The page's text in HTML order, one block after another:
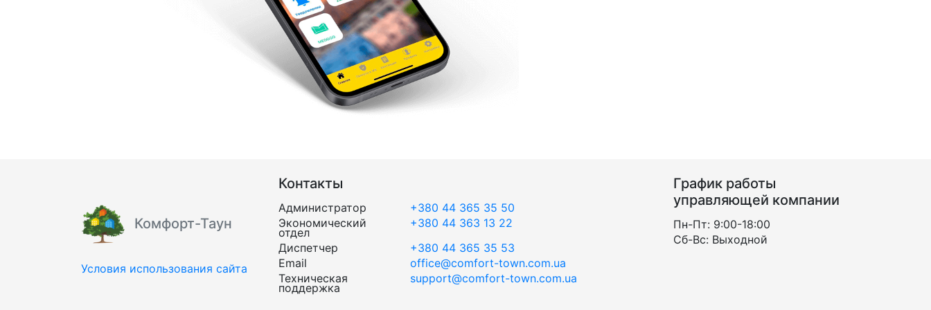
Комфорт-Таун
Условия использования сайта
Контакты
Администратор
+380 44 365 35 50
Экономический
отдел
+380 44 363 13 22
Диспетчер
+380 44 365 35 53
Email
office@comfort-town.com.ua
Техническая
поддержка
support@comfort-town.com.ua
График работы
управляющей компании
Пн-Пт: 9:00-18:00
Сб-Вс: Выходной